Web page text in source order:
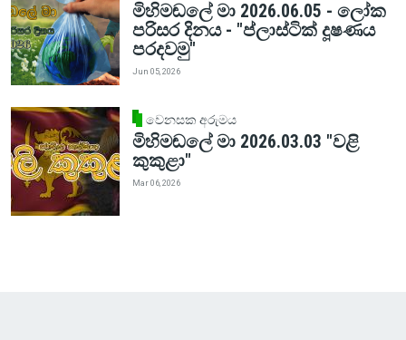
මිහිමඬලේ මා 2026.06.05 - ලෝක
පරිසර දිනය - "ප්ලාස්ටික් දූෂණය
පරදවමු"
Jun 05, 2026
වෙනසක අරුමය
මිහිමඬලේ මා 2026.03.03 "වළි
කුකුළා"
Mar 06, 2026